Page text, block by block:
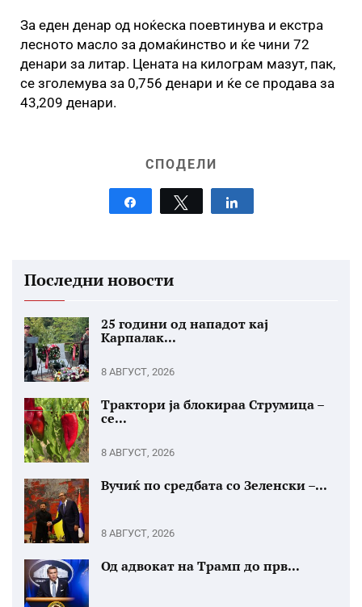
За еден денар од ноќеска поевтинува и екстра
лесното масло за домаќинство и ќе чини 72
денари за литар. Цената на килограм мазут, пак,
се зголемува за 0,756 денари и ќе се продава за
43,209 денари.
СПОДЕЛИ
Tweet
Последни новости
25 години од нападот кај
Карпалак...
8 АВГУСТ, 2026
Трактори ја блокираа Струмица –
се...
8 АВГУСТ, 2026
Вучиќ по средбата со Зеленски –...
8 АВГУСТ, 2026
Од адвокат на Трамп до прв...